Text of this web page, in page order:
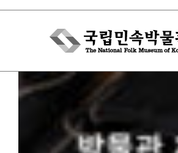
Skip